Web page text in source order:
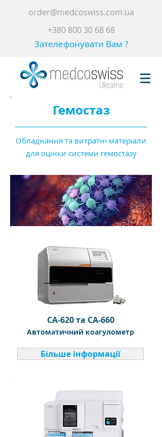
order@medcoswiss.com.ua
+380 800 30 68 68
Зателефонувати Вам ?
Гемостаз
Обладнання та витратні матеріали
для оцінки системи гемостазу
CA-620 та CA-660
Автоматичний коагулометр
Більше інформації